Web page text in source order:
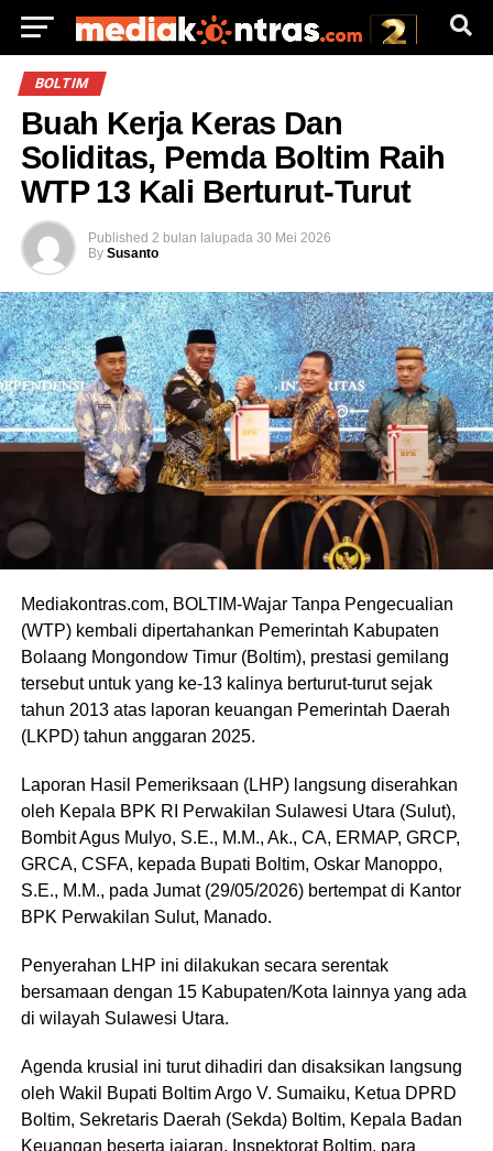
BOLTIM
Buah Kerja Keras Dan
Soliditas, Pemda Boltim Raih
WTP 13 Kali Berturut-Turut
Published 2 bulan lalupada 30 Mei 2026
By Susanto
​Mediakontras.com, BOLTIM-Wajar Tanpa Pengecualian
(WTP) kembali dipertahankan Pemerintah Kabupaten
Bolaang Mongondow Timur (Boltim), prestasi gemilang
tersebut untuk yang ke-13 kalinya berturut-turut sejak
tahun 2013 atas laporan keuangan Pemerintah Daerah
(LKPD) tahun anggaran 2025.
​Laporan Hasil Pemeriksaan (LHP) langsung diserahkan
oleh Kepala BPK RI Perwakilan Sulawesi Utara (Sulut),
Bombit Agus Mulyo, S.E., M.M., Ak., CA, ERMAP, GRCP,
GRCA, CSFA, kepada Bupati Boltim, Oskar Manoppo,
S.E., M.M., pada Jumat (29/05/2026) bertempat di Kantor
BPK Perwakilan Sulut, Manado.
Penyerahan LHP ini dilakukan secara serentak
bersamaan dengan 15 Kabupaten/Kota lainnya yang ada
di wilayah Sulawesi Utara.
​Agenda krusial ini turut dihadiri dan disaksikan langsung
oleh Wakil Bupati Boltim Argo V. Sumaiku, Ketua DPRD
Boltim, Sekretaris Daerah (Sekda) Boltim, Kepala Badan
Keuangan beserta jajaran, Inspektorat Boltim, para